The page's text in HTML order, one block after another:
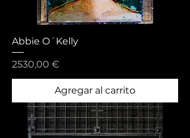
Abbie O´Kelly
Precio
2530,00 €
Agregar al carrito